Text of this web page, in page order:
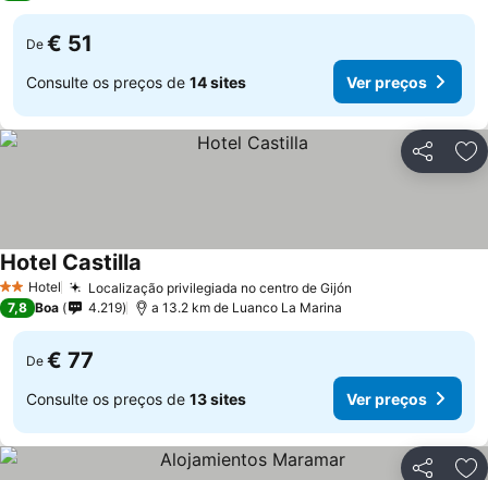
De € 51
Consulte os preços de 14 sites Ver preços
Partilhar
2 Estrelas
Hotel Localização privilegiada no centro de Gijón
Hotel Castilla
7,8 Boa 4.219 a 13.2 km de Luanco La Marina
De € 77
Consulte os preços de 13 sites Ver preços